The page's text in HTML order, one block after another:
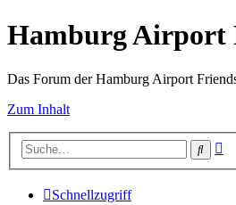
Hamburg Airport
Das Forum der Hamburg Airport
Zum Inhalt
Suche
Schnellzugriff